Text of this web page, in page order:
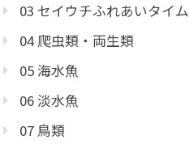
03 セイウチふれあいタイム
04 爬虫類・両生類
05 海水魚
06 淡水魚
07 鳥類